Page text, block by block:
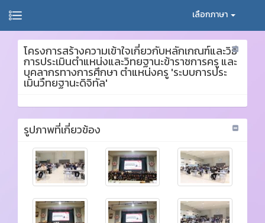
เลือกภาษา
โครงการสร้างความเข้าใจเกี่ยวกับหลักเกณฑ์และวิธี
การประเมินตำแหน่งและวิทยฐานะข้าราชการครู และ
บุคลากรทางการศึกษา ตำแหน่งครู 'ระบบการประ
เมินวืทยฐานะดิจิทัล'
รูปภาพที่เกี่ยวข้อง